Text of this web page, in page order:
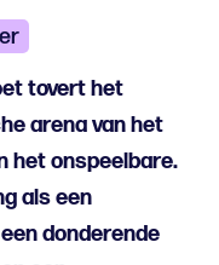
tovert het
arena van het
het onspeelbare.
als een
donderende